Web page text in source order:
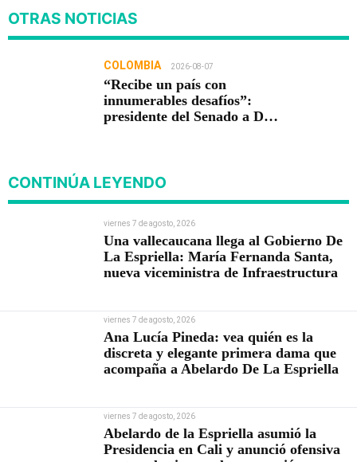
OTRAS NOTICIAS
COLOMBIA 2026-08-07
“Recibe un país con
innumerables desafíos”:
presidente del Senado a De
CONTINÚA LEYENDO
viernes 7 de agosto, 2026
Una vallecaucana llega al Gobierno De
La Espriella: María Fernanda Santa,
nueva viceministra de Infraestructura
viernes 7 de agosto, 2026
Ana Lucía Pineda: vea quién es la
discreta y elegante primera dama que
acompaña a Abelardo De La Espriella
viernes 7 de agosto, 2026
Abelardo de la Espriella asumió la
Presidencia en Cali y anunció ofensiva